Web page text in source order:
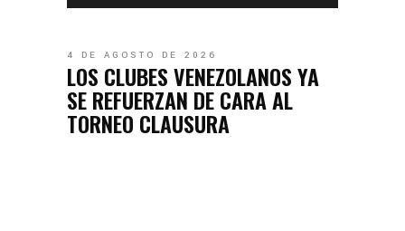
4 DE AGOSTO DE 2026
LOS CLUBES VENEZOLANOS YA
SE REFUERZAN DE CARA AL
TORNEO CLAUSURA